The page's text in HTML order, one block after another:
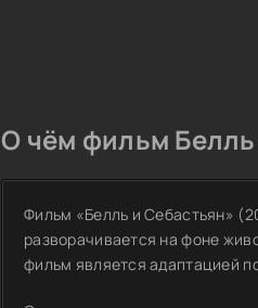
О чём фильм
Фильм «Белль и Себастьян»
разворачивается на фоне
фильм является адаптацией